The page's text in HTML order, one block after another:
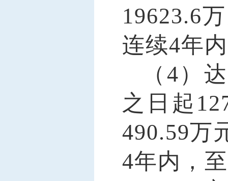
19623.6
连续4年
（ 4）
之日起
490.59万
4年内，